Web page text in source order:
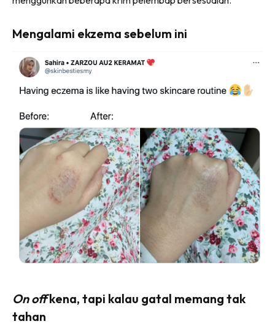
KLIK DI SEENI
Mengalami ekzema sebelum ini
On offkena, tapi kalau gatal memang tak
tahan